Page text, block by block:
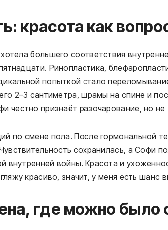
красота как
большего соответствия
Ринопластика,
попыткой стало
2–3 сантиметра, шрамы на спине и
честно признаёт разочарование, но
по смене пола. После гормональной
сохранилась, а Софи
внутренней войны. Красота и
красиво, значит, у меня есть шанс
где можно было